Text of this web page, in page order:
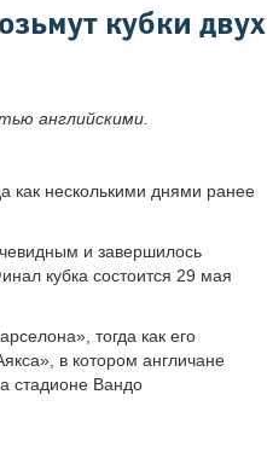
кубки двух
английскими.
как несколькими днями ранее
и завершилось
кубка состоится 29 мая
тогда как его
в котором англичане
стадионе Вандо